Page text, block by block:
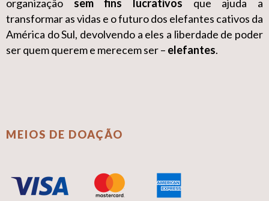
organização sem fins lucrativos que ajuda a
transformar as vidas e o futuro dos elefantes cativos da
América do Sul, devolvendo a eles a liberdade de poder
ser quem querem e merecem ser – elefantes.
MEIOS DE DOAÇÃO